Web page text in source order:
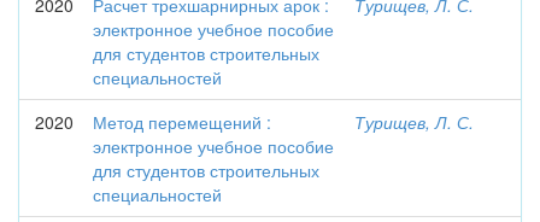
2020
Расчет трехшарнирных арок :
электронное учебное пособие
для студентов строительных
специальностей
Турищев, Л. С.
2020
Метод перемещений :
электронное учебное пособие
для студентов строительных
специальностей
Турищев, Л. С.